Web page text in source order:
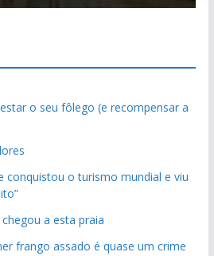
o seu fôlego (e recompensar a
conquistou o turismo mundial e viu
a esta praia
frango assado é quase um crime